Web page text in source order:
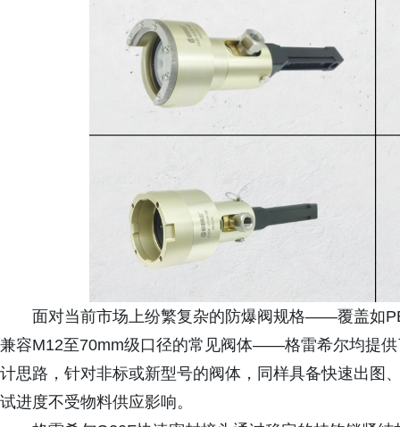
面对当前市场上纷繁复杂的防爆阀规格——覆盖如
兼容M12至70mm级口径的常见阀体——格雷希尔均提
计思路，针对非标或新型号的阀体，同样具备快速出图
试进度不受物料供应影响。